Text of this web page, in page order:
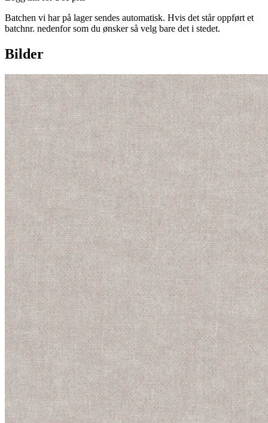
Batchen vi har på lager sendes automatisk. Hvis det står oppført et
batchnr. nedenfor som du ønsker så velg bare det i stedet.
Bilder